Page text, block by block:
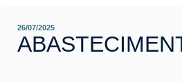
26/07/2025